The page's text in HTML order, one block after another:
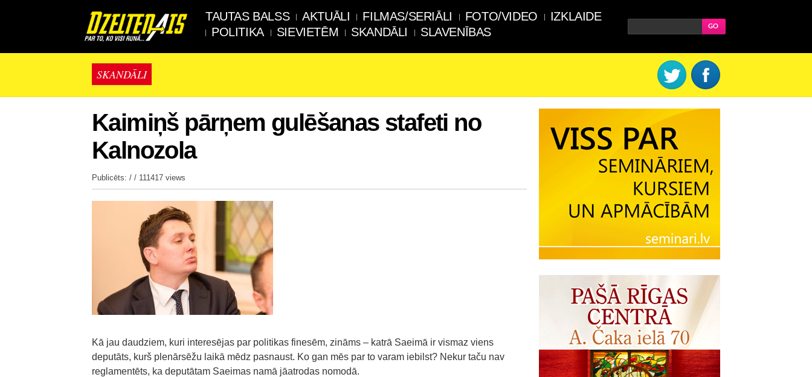
TAUTAS BALSS AKTUĀLI FILMAS/SERIĀLI FOTO/VIDEO
IZKLAIDE
POLITIKA
SIEVIETĒM SKANDĀLI SLAVENĪBAS
SKANDĀLI
Kaimiņš pārņem gulēšanas stafeti no
Kalnozola
Publicēts: / / 111417 views
Kā jau daudziem, kuri interesējas par politikas finesēm, zināms – katrā Saeimā ir vismaz viens
deputāts, kurš plenārsēžu laikā mēdz pasnaust. Ko gan mēs par to varam iebilst? Nekur taču nav
reglamentēts, ka deputātam Saeimas namā jāatrodas nomodā.